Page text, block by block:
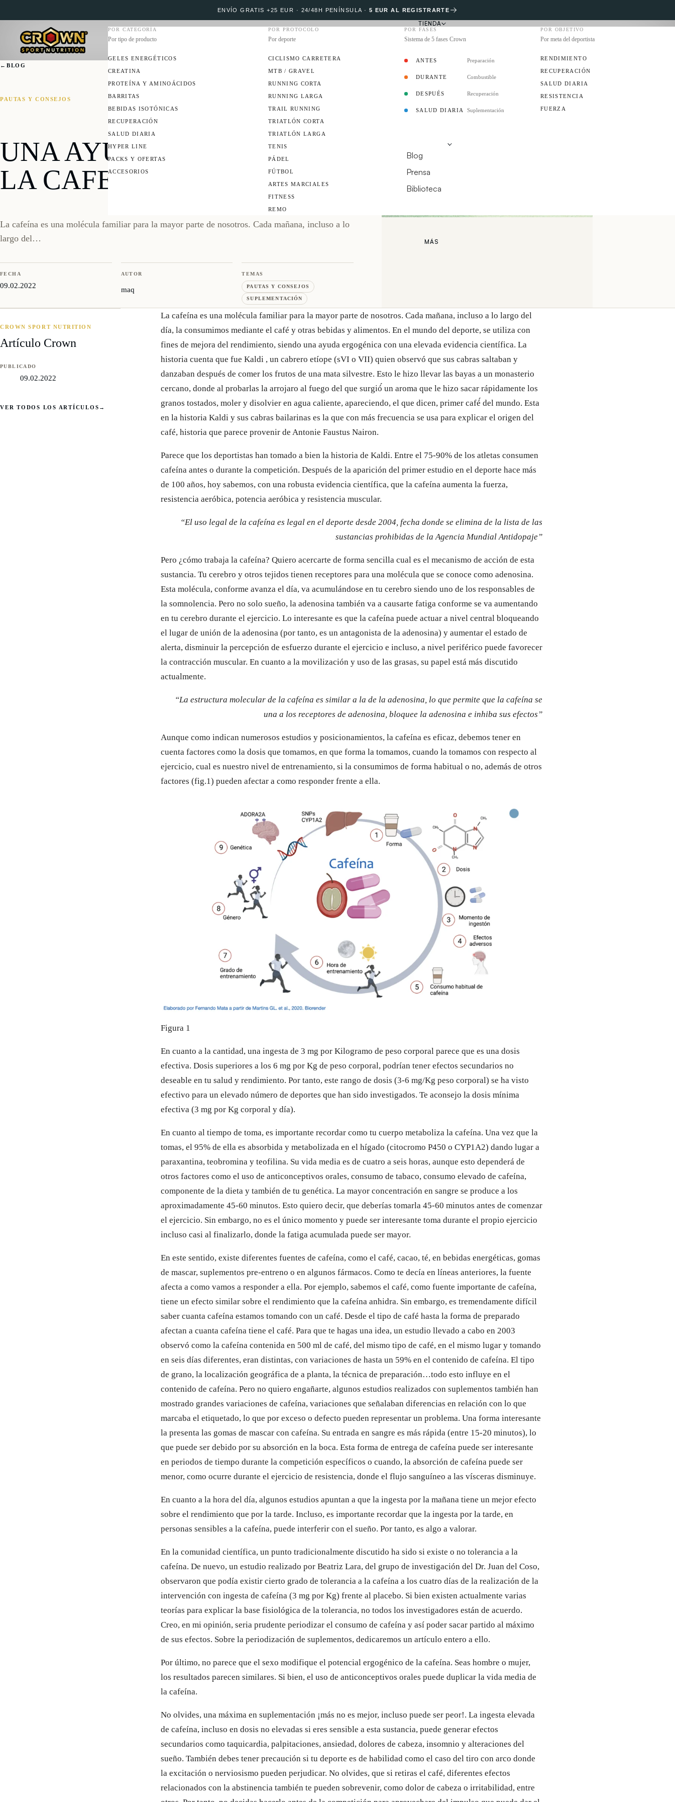
ENVÍO GRATIS +25 EUR · 24/48H PENÍNSULA · 5 EUR AL REGISTRARTE
TIENDA
POR CATEGORÍA
Por tipo de producto
GELES ENERGÉTICOS
CREATINA
PROTEÍNA Y AMINOÁCIDOS
BARRITAS
BEBIDAS ISOTÓNICAS
RECUPERACIÓN
SALUD DIARIA
HYPER LINE
PACKS Y OFERTAS
ACCESORIOS
POR PROTOCOLO
Por deporte
CICLISMO CARRETERA
MTB / GRAVEL
RUNNING CORTA
RUNNING LARGA
TRAIL RUNNING
TRIATLÓN CORTA
TRIATLÓN LARGA
TENIS
PÁDEL
FÚTBOL
ARTES MARCIALES
FITNESS
REMO
POR FASES
Sistema de 5 fases Crown
ANTES Preparación
DURANTE Combustible
DESPUÉS Recuperación
SALUD DIARIA Suplementación
POR OBJETIVO
Por meta del deportista
RENDIMIENTO
RECUPERACIÓN
SALUD DIARIA
RESISTENCIA
FUERZA
PROTOCOLOS
Blog
Prensa
Biblioteca
MÁS
← BLOG
PAUTAS Y CONSEJOS
UNA AYUDA MUY EFICAZ:
LA CAFEÍNA
La cafeína es una molécula familiar para la mayor parte de nosotros. Cada mañana, incluso a lo
largo del…
FECHA
09.02.2022
AUTOR
maq
TEMAS
PAUTAS Y CONSEJOS
SUPLEMENTACIÓN
CROWN SPORT NUTRITION
Artículo Crown
PUBLICADO
09.02.2022
VER TODOS LOS ARTÍCULOS →
La cafeína es una molécula familiar para la mayor parte de nosotros. Cada mañana, incluso a lo largo del
día, la consumimos mediante el café y otras bebidas y alimentos. En el mundo del deporte, se utiliza con
fines de mejora del rendimiento, siendo una ayuda ergogénica con una elevada evidencia científica. La
historia cuenta que fue Kaldi , un cabrero etíope (sVI o VII) quien observó que sus cabras saltaban y
danzaban después de comer los frutos de una mata silvestre. Esto le hizo llevar las bayas a un monasterio
cercano, donde al probarlas la arrojaro al fuego del que surgió́ un aroma que le hizo sacar rápidamente los
granos tostados, moler y disolvier en agua caliente, apareciendo, el que dicen, primer café́ del mundo. Esta
en la historia Kaldi y sus cabras bailarinas es la que con más frecuencia se usa para explicar el origen del
café, historia que parece provenir de Antonie Faustus Nairon.
Parece que los deportistas han tomado a bien la historia de Kaldi. Entre el 75-90% de los atletas consumen
cafeína antes o durante la competición. Después de la aparición del primer estudio en el deporte hace más
de 100 años, hoy sabemos, con una robusta evidencia científica, que la cafeína aumenta la fuerza,
resistencia aeróbica, potencia aeróbica y resistencia muscular.
“El uso legal de la cafeína es legal en el deporte desde 2004, fecha donde se elimina de la lista de las
sustancias prohibidas de la Agencia Mundial Antidopaje”
Pero ¿cómo trabaja la cafeína? Quiero acercarte de forma sencilla cual es el mecanismo de acción de esta
sustancia. Tu cerebro y otros tejidos tienen receptores para una molécula que se conoce como adenosina.
Esta molécula, conforme avanza el día, va acumulándose en tu cerebro siendo uno de los responsables de
la somnolencia. Pero no solo sueño, la adenosina también va a causarte fatiga conforme se va aumentando
en tu cerebro durante el ejercicio. Lo interesante es que la cafeína puede actuar a nivel central bloqueando
el lugar de unión de la adenosina (por tanto, es un antagonista de la adenosina) y aumentar el estado de
alerta, disminuir la percepción de esfuerzo durante el ejercicio e incluso, a nivel periférico puede favorecer
la contracción muscular. En cuanto a la movilización y uso de las grasas, su papel está más discutido
actualmente.
“La estructura molecular de la cafeína es similar a la de la adenosina, lo que permite que la cafeína se
una a los receptores de adenosina, bloquee la adenosina e inhiba sus efectos”
Aunque como indican numerosos estudios y posicionamientos, la cafeína es eficaz, debemos tener en
cuenta factores como la dosis que tomamos, en que forma la tomamos, cuando la tomamos con respecto al
ejercicio, cual es nuestro nivel de entrenamiento, si la consumimos de forma habitual o no, además de otros
factores (fig.1) pueden afectar a como responder frente a ella.
Figura 1
En cuanto a la cantidad, una ingesta de 3 mg por Kilogramo de peso corporal parece que es una dosis
efectiva. Dosis superiores a los 6 mg por Kg de peso corporal, podrían tener efectos secundarios no
deseable en tu salud y rendimiento. Por tanto, este rango de dosis (3-6 mg/Kg peso corporal) se ha visto
efectivo para un elevado número de deportes que han sido investigados. Te aconsejo la dosis mínima
efectiva (3 mg por Kg corporal y día).
En cuanto al tiempo de toma, es importante recordar como tu cuerpo metaboliza la cafeína. Una vez que la
tomas, el 95% de ella es absorbida y metabolizada en el hígado (citocromo P450 o CYP1A2) dando lugar a
paraxantina, teobromina y teofilina. Su vida media es de cuatro a seis horas, aunque esto dependerá de
otros factores como el uso de anticonceptivos orales, consumo de tabaco, consumo elevado de cafeína,
componente de la dieta y también de tu genética. La mayor concentración en sangre se produce a los
aproximadamente 45-60 minutos. Esto quiero decir, que deberías tomarla 45-60 minutos antes de comenzar
el ejercicio. Sin embargo, no es el único momento y puede ser interesante toma durante el propio ejercicio
incluso casi al finalizarlo, donde la fatiga acumulada puede ser mayor.
En este sentido, existe diferentes fuentes de cafeína, como el café, cacao, té, en bebidas energéticas, gomas
de mascar, suplementos pre-entreno o en algunos fármacos. Como te decía en líneas anteriores, la fuente
afecta a como vamos a responder a ella. Por ejemplo, sabemos el café, como fuente importante de cafeína,
tiene un efecto similar sobre el rendimiento que la cafeína anhidra. Sin embargo, es tremendamente difícil
saber cuanta cafeína estamos tomando con un café. Desde el tipo de café hasta la forma de preparado
afectan a cuanta cafeína tiene el café. Para que te hagas una idea, un estudio llevado a cabo en 2003
observó como la cafeína contenida en 500 ml de café, del mismo tipo de café, en el mismo lugar y tomando
en seis días diferentes, eran distintas, con variaciones de hasta un 59% en el contenido de cafeína. El tipo
de grano, la localización geográfica de a planta, la técnica de preparación…todo esto influye en el
contenido de cafeína. Pero no quiero engañarte, algunos estudios realizados con suplementos también han
mostrado grandes variaciones de cafeína, variaciones que señalaban diferencias en relación con lo que
marcaba el etiquetado, lo que por exceso o defecto pueden representar un problema. Una forma interesante
la presenta las gomas de mascar con cafeína. Su entrada en sangre es más rápida (entre 15-20 minutos), lo
que puede ser debido por su absorción en la boca. Esta forma de entrega de cafeína puede ser interesante
en periodos de tiempo durante la competición específicos o cuando, la absorción de cafeína puede ser
menor, como ocurre durante el ejercicio de resistencia, donde el flujo sanguíneo a las vísceras disminuye.
En cuanto a la hora del día, algunos estudios apuntan a que la ingesta por la mañana tiene un mejor efecto
sobre el rendimiento que por la tarde. Incluso, es importante recordar que la ingesta por la tarde, en
personas sensibles a la cafeína, puede interferir con el sueño. Por tanto, es algo a valorar.
En la comunidad científica, un punto tradicionalmente discutido ha sido si existe o no tolerancia a la
cafeína. De nuevo, un estudio realizado por Beatriz Lara, del grupo de investigación del Dr. Juan del Coso,
observaron que podía existir cierto grado de tolerancia a la cafeína a los cuatro días de la realización de la
intervención con ingesta de cafeína (3 mg por Kg) frente al placebo. Si bien existen actualmente varias
teorías para explicar la base fisiológica de la tolerancia, no todos los investigadores están de acuerdo.
Creo, en mi opinión, seria prudente periodizar el consumo de cafeína y así poder sacar partido al máximo
de sus efectos. Sobre la periodización de suplementos, dedicaremos un artículo entero a ello.
Por último, no parece que el sexo modifique el potencial ergogénico de la cafeína. Seas hombre o mujer,
los resultados parecen similares. Si bien, el uso de anticonceptivos orales puede duplicar la vida media de
la cafeína.
No olvides, una máxima en suplementación ¡más no es mejor, incluso puede ser peor!. La ingesta elevada
de cafeína, incluso en dosis no elevadas si eres sensible a esta sustancia, puede generar efectos
secundarios como taquicardia, palpitaciones, ansiedad, dolores de cabeza, insomnio y alteraciones del
sueño. También debes tener precaución si tu deporte es de habilidad como el caso del tiro con arco donde
la excitación o nerviosismo pueden perjudicar. No olvides, que si retiras el café, diferentes efectos
relacionados con la abstinencia también te pueden sobrevenir, como dolor de cabeza o irritabilidad, entre